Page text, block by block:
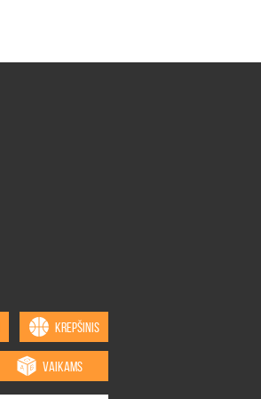
KREPŠINIS
VAIKAMS